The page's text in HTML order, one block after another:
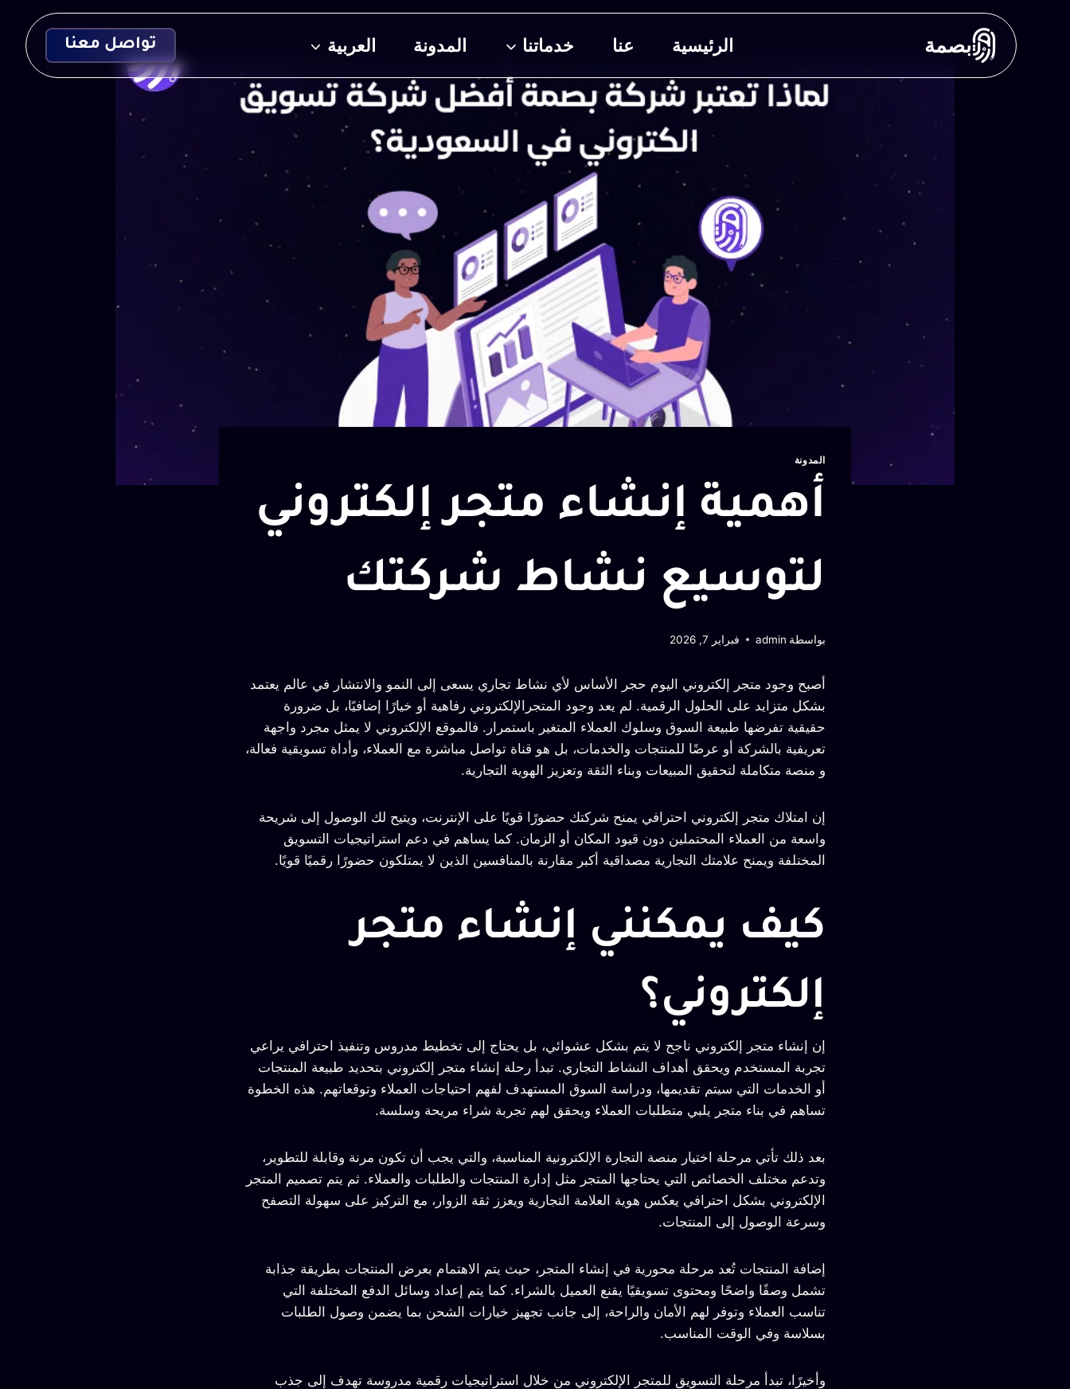
بصمة الرئيسية عنا خدماتنا المدونة العربية تواصل معنا
المدونة
أهمية إنشاء متجر إلكتروني
لتوسيع نشاط شركتك
بواسطة admin فبراير 7, 2026
أصبح وجود متجر إلكتروني اليوم حجر الأساس لأي نشاط تجاري يسعى إلى النمو والانتشار في عالم يعتمد
بشكل متزايد على الحلول الرقمية. لم يعد وجود المتجرالإلكتروني رفاهية أو خيارًا إضافيًا، بل ضرورة
حقيقية تفرضها طبيعة السوق وسلوك العملاء المتغير باستمرار. فالموقع الإلكتروني لا يمثل مجرد واجهة
تعريفية بالشركة أو عرضًا للمنتجات والخدمات، بل هو قناة تواصل مباشرة مع العملاء، وأداة تسويقية فعالة،
و منصة متكاملة لتحقيق المبيعات وبناء الثقة وتعزيز الهوية التجارية.
إن امتلاك متجر إلكتروني احترافي يمنح شركتك حضورًا قويًا على الإنترنت، ويتيح لك الوصول إلى شريحة
واسعة من العملاء المحتملين دون قيود المكان أو الزمان. كما يساهم في دعم استراتيجيات التسويق
المختلفة ويمنح علامتك التجارية مصداقية أكبر مقارنة بالمنافسين الذين لا يمتلكون حضورًا رقميًا قويًا.
كيف يمكنني إنشاء متجر
إلكتروني؟
إن إنشاء متجر إلكتروني ناجح لا يتم بشكل عشوائي، بل يحتاج إلى تخطيط مدروس وتنفيذ احترافي يراعي
تجربة المستخدم ويحقق أهداف النشاط التجاري. تبدأ رحلة إنشاء متجر إلكتروني بتحديد طبيعة المنتجات
أو الخدمات التي سيتم تقديمها، ودراسة السوق المستهدف لفهم احتياجات العملاء وتوقعاتهم. هذه الخطوة
تساهم في بناء متجر يلبي متطلبات العملاء ويحقق لهم تجربة شراء مريحة وسلسة.
بعد ذلك تأتي مرحلة اختيار منصة التجارة الإلكترونية المناسبة، والتي يجب أن تكون مرنة وقابلة للتطوير،
وتدعم مختلف الخصائص التي يحتاجها المتجر مثل إدارة المنتجات والطلبات والعملاء. ثم يتم تصميم المتجر
الإلكتروني بشكل احترافي يعكس هوية العلامة التجارية ويعزز ثقة الزوار، مع التركيز على سهولة التصفح
وسرعة الوصول إلى المنتجات.
إضافة المنتجات تُعد مرحلة محورية في إنشاء المتجر، حيث يتم الاهتمام بعرض المنتجات بطريقة جذابة
تشمل وصفًا واضحًا ومحتوى تسويقيًا يقنع العميل بالشراء. كما يتم إعداد وسائل الدفع المختلفة التي
تناسب العملاء وتوفر لهم الأمان والراحة، إلى جانب تجهيز خيارات الشحن بما يضمن وصول الطلبات
بسلاسة وفي الوقت المناسب.
وأخيرًا، تبدأ مرحلة التسويق للمتجر الإلكتروني من خلال استراتيجيات رقمية مدروسة تهدف إلى جذب